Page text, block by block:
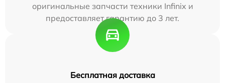
оригинальные запчасти техники Infinix и
предоставляет гарантию до 3 лет.
Бесплатная доставка